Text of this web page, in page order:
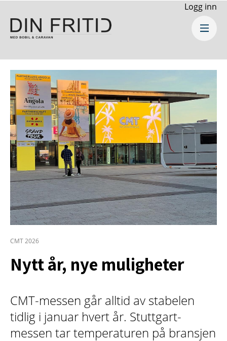
Logg inn
CMT 2026
Nytt år, nye muligheter
CMT-messen går alltid av stabelen
tidlig i januar hvert år. Stuttgart-
messen tar temperaturen på bransjen